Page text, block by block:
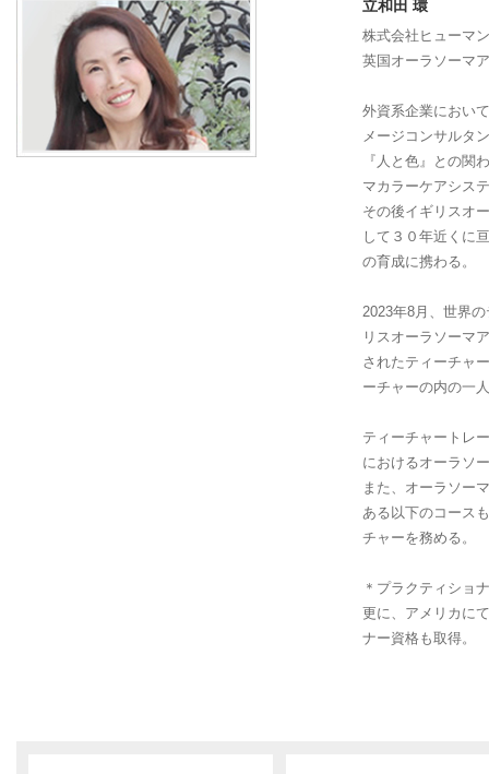
立和田 環
株式会社ヒューマ
英国オーラソーマ
外資系企業におい
メージコンサルタ
『人と色』との関
マカラーケアシス
その後イギリスオ
して３０年近くに
の育成に携わる。
2023年8月、世界
リスオーラソーマ
されたティーチャ
ーチャーの内の一
ティーチャートレ
におけるオーラソ
また、オーラソー
ある以下のコース
チャーを務める。
＊プラクティショ
更に、アメリカに
ナー資格も取得。